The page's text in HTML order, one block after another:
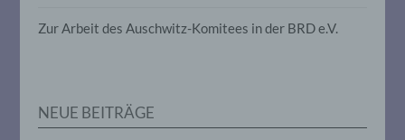
Zur Arbeit des Auschwitz-Komitees in der BRD e.V.
NEUE BEITRÄGE
Profiling ist jede Art der automatisierten
Verarbeitung personenbezogener Daten,